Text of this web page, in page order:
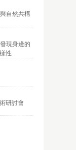
自然共構
現身邊的
性
研討會